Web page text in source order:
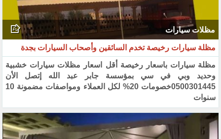
مظلات سيارات
مظلة سيارات رخيصة تخدم السائقين وأصحاب السيارات بجدة
مظلة سيارات باسعار رخيصة أقل اسعار مظلات سيارات خشبية
وحديد وبي في ‏سي بمؤسسة جابر عبد الله إتصل الأن
‏‏0500301445خصومات 20% لكل العملاء‏ ومواصفات مضمونة 10
سنوات